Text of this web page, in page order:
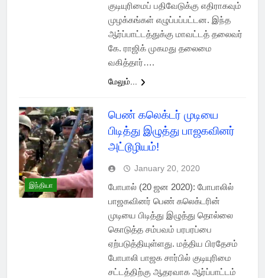
குடியுரிமைப் பதிவேடுக்கு எதிராகவும்
முழக்கங்கள் எழுப்பப்பட்டன. இந்த
ஆர்ப்பாட்டத்துக்கு மாவட்டத் தலைவர்
கே. ராஜிக் முகமது தலைமை
வகித்தார்….
மேலும்...
இந்தியா
பெண் கலெக்டர் முடியை
பிடித்து இழுத்து பாஜகவினர்
அட்டூழியம்!
January 20, 2020
போபால் (20 ஜன 2020): போபாலில்
பாஜகவினர் பெண் கலெக்டரின்
முடியை பிடித்து இழுத்து தொல்லை
கொடுத்த சம்பவம் பரபரப்பை
ஏற்படுத்தியுள்ளது. மத்திய பிரதேசம்
போபாலி பாஜக சார்பில் குடியுரிமை
சட்டத்திற்கு ஆதரவாக ஆர்ப்பாட்டம்